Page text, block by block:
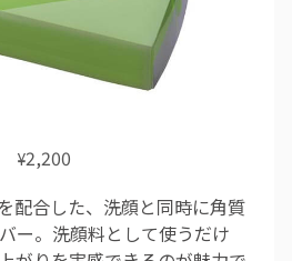
¥2,200
配合した、洗顔と同時に角質
ー。洗顔料として使うだけ